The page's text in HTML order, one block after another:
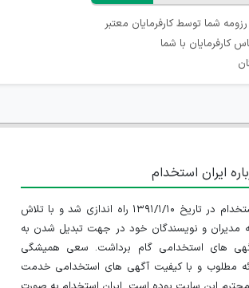
شما توسط کارفرمایان معتبر
کارفرمایان با شما
ایران استخدام
سایت ایران استخدام در تاریخ ۱۳۹۱/۱/۱۰ راه اندازی شد و با تلاش
مدیران و نویسندگان خود در جهت تبدیل شدن به
های استخدامی گام برداشت. سعی همیشگی
مطلوب و با کیفیت آگهی های استخدامی خدمت